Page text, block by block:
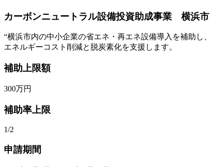
カーボンニュートラル設備投資助成事業 横浜市
“横浜市内の中小企業の省エネ・再エネ設備導入を補助し、
エネルギーコスト削減と脱炭素化を支援します。
補助上限額
300万円
補助率上限
1/2
申請期間